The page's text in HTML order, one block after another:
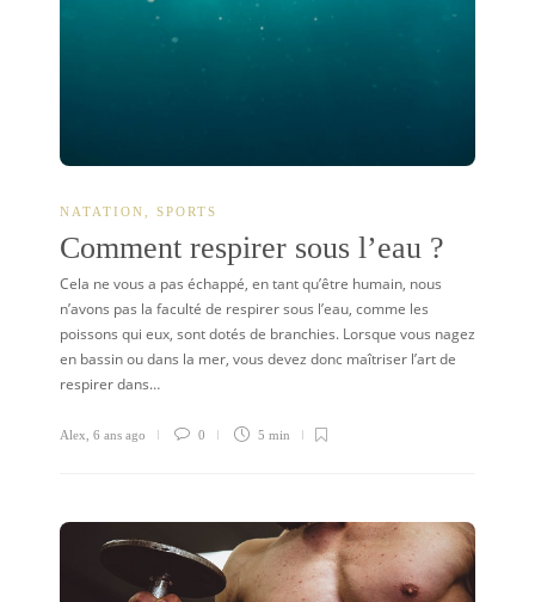
NATATION SPORTS
Comment respirer sous l’eau ?
Cela ne vous a pas échappé, en tant qu’être humain, nous
n’avons pas la faculté de respirer sous l’eau, comme les
poissons qui eux, sont dotés de branchies. Lorsque vous nagez
en bassin ou dans la mer, vous devez donc maîtriser l’art de
respirer dans…
Alex 6 ans ago 0 5 min